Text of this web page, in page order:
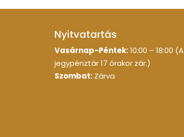
Nyitvatartás
Vasárnap-Péntek:10:00 – 18:00 (A
jegypénztár 17 órakor zár.)
Szombat: Zárva